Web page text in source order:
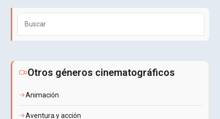
Otros géneros cinematográficos
Animación
Aventura y acción